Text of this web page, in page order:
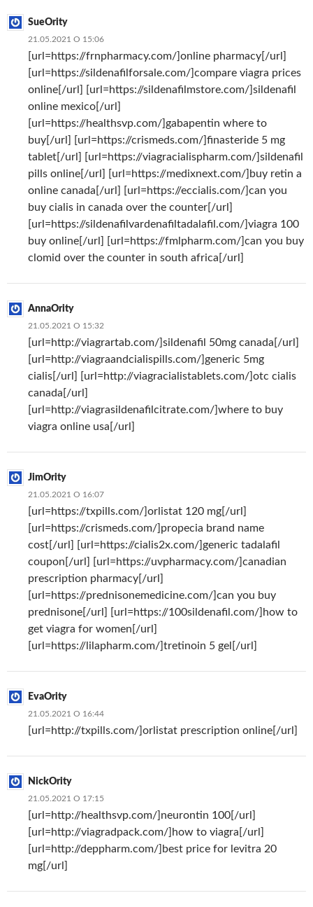
SueOrity
21.05.2021 О 15:06
[url=https://frnpharmacy.com/]online pharmacy[/url]
[url=https://sildenafilforsale.com/]compare viagra prices
online[/url] [url=https://sildenafilmstore.com/]sildenafil
online mexico[/url]
[url=https://healthsvp.com/]gabapentin where to
buy[/url] [url=https://crismeds.com/]finasteride 5 mg
tablet[/url] [url=https://viagracialispharm.com/]sildenafil
pills online[/url] [url=https://medixnext.com/]buy retin a
online canada[/url] [url=https://eccialis.com/]can you
buy cialis in canada over the counter[/url]
[url=https://sildenafilvardenafiltadalafil.com/]viagra 100
buy online[/url] [url=https://fmlpharm.com/]can you buy
clomid over the counter in south africa[/url]
AnnaOrity
21.05.2021 О 15:32
[url=http://viagrartab.com/]sildenafil 50mg canada[/url]
[url=http://viagraandcialispills.com/]generic 5mg
cialis[/url] [url=http://viagracialistablets.com/]otc cialis
canada[/url]
[url=http://viagrasildenafilcitrate.com/]where to buy
viagra online usa[/url]
JimOrity
21.05.2021 О 16:07
[url=https://txpills.com/]orlistat 120 mg[/url]
[url=https://crismeds.com/]propecia brand name
cost[/url] [url=https://cialis2x.com/]generic tadalafil
coupon[/url] [url=https://uvpharmacy.com/]canadian
prescription pharmacy[/url]
[url=https://prednisonemedicine.com/]can you buy
prednisone[/url] [url=https://100sildenafil.com/]how to
get viagra for women[/url]
[url=https://lilapharm.com/]tretinoin 5 gel[/url]
EvaOrity
21.05.2021 О 16:44
[url=http://txpills.com/]orlistat prescription online[/url]
NickOrity
21.05.2021 О 17:15
[url=http://healthsvp.com/]neurontin 100[/url]
[url=http://viagradpack.com/]how to viagra[/url]
[url=http://deppharm.com/]best price for levitra 20
mg[/url]